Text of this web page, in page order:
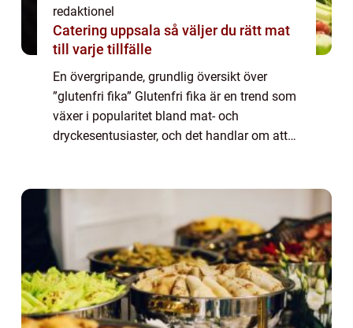
redaktionel
Catering uppsala så väljer du rätt mat
till varje tillfälle
En övergripande, grundlig översikt över
”glutenfri fika” Glutenfri fika är en trend som
växer i popularitet bland mat- och
dryckesentusiaster, och det handlar om att